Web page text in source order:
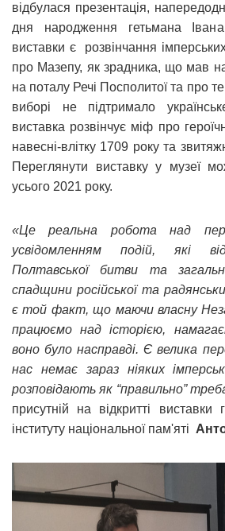
відбулася презентація,
дня народження гетьмана
виставки є розвінчання
про Мазепу, як зрадника, що мав
на поталу Речі Посполитої та про
виборі не підтримало
виставка розвінчує міф про
навесні-влітку 1709 року та
Переглянути виставку у музеї
усього 2021 року.
«Це реальна робота над
усвідомленням подій, які
Полтавської битви та
спадщини російської та
є той факт, що маючи власну
працюємо над історією,
воно було насправді. Є велика
нас немає зараз ніяких
розповідають як “правильно”
присутній на відкритті виставки
інституту національної пам'яті